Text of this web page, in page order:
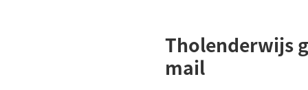
Tholenderwijs
mail